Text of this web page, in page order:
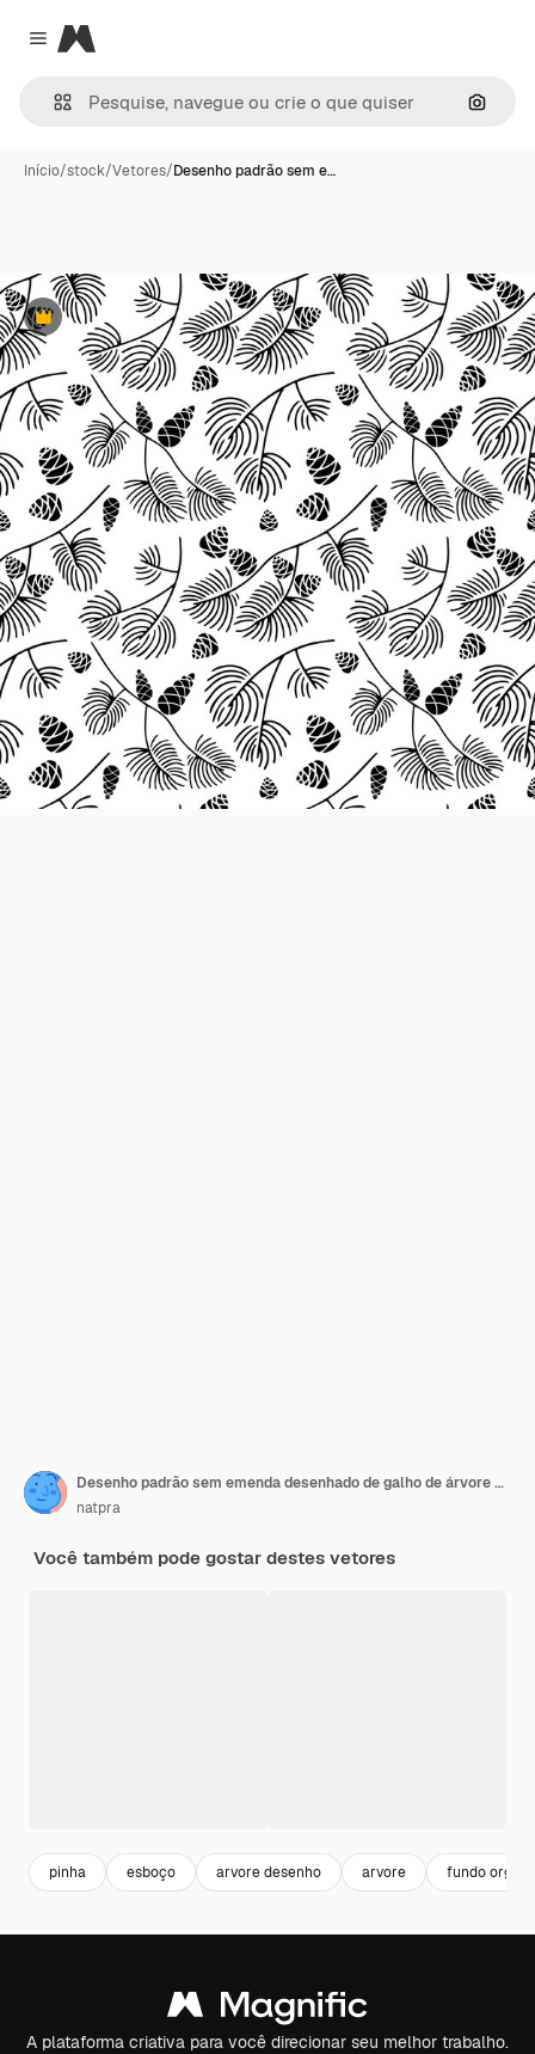
Close menu
Magnific
Início/stock/Vetores/Desenho padrão sem e…
Premium
Desenho padrão sem emenda desenhado de galho de árvore do abeto com cones isolados no fundo branco
natpra
Você também pode gostar destes vetores
pinha esboço arvore desenho arvore fundo
A plataforma criativa para você direcionar seu melhor trabalho.